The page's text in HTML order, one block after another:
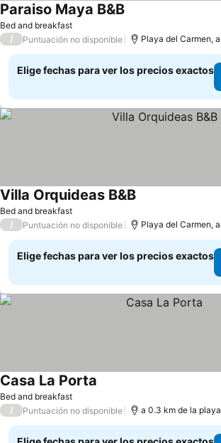
Bed and breakfast
Paraiso Maya B&B
/ Puntuación no disponible
Elige fechas para ver los precios exactos
Bed and breakfast
Villa Orquideas B&B
/ Puntuación no disponible
Elige fechas para ver los precios exactos
Bed and breakfast
Casa La Porta
/ Puntuación no disponible a 0.3 km de la playa